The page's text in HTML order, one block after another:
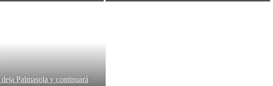
Palmasola y continuará